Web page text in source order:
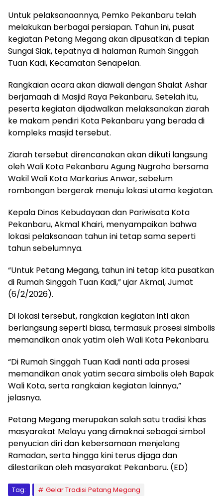
Untuk pelaksanaannya, Pemko Pekanbaru telah
melakukan berbagai persiapan. Tahun ini, pusat
kegiatan Petang Megang akan dipusatkan di tepian
Sungai Siak, tepatnya di halaman Rumah Singgah
Tuan Kadi, Kecamatan Senapelan.
Rangkaian acara akan diawali dengan Shalat Ashar
berjamaah di Masjid Raya Pekanbaru. Setelah itu,
peserta kegiatan dijadwalkan melaksanakan ziarah
ke makam pendiri Kota Pekanbaru yang berada di
kompleks masjid tersebut.
Ziarah tersebut direncanakan akan diikuti langsung
oleh Wali Kota Pekanbaru Agung Nugroho bersama
Wakil Wali Kota Markarius Anwar, sebelum
rombongan bergerak menuju lokasi utama kegiatan.
Kepala Dinas Kebudayaan dan Pariwisata Kota
Pekanbaru, Akmal Khairi, menyampaikan bahwa
lokasi pelaksanaan tahun ini tetap sama seperti
tahun sebelumnya.
“Untuk Petang Megang, tahun ini tetap kita pusatkan
di Rumah Singgah Tuan Kadi,” ujar Akmal, Jumat
(6/2/2026).
Di lokasi tersebut, rangkaian kegiatan inti akan
berlangsung seperti biasa, termasuk prosesi simbolis
memandikan anak yatim oleh Wali Kota Pekanbaru.
“Di Rumah Singgah Tuan Kadi nanti ada prosesi
memandikan anak yatim secara simbolis oleh Bapak
Wali Kota, serta rangkaian kegiatan lainnya,”
jelasnya.
Petang Megang merupakan salah satu tradisi khas
masyarakat Melayu yang dimaknai sebagai simbol
penyucian diri dan kebersamaan menjelang
Ramadan, serta hingga kini terus dijaga dan
dilestarikan oleh masyarakat Pekanbaru. (ED)
Tag:
Gelar Tradisi Petang Megang